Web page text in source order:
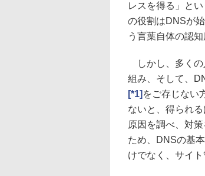
レスを得る」と
の役割はDNSが
う言葉自体の認知
しかし、多くの
組み、そして、
[*1] をご存じない
ないと、得られ
原因を調べ、対
ため、DNSの基
けでなく、サイ